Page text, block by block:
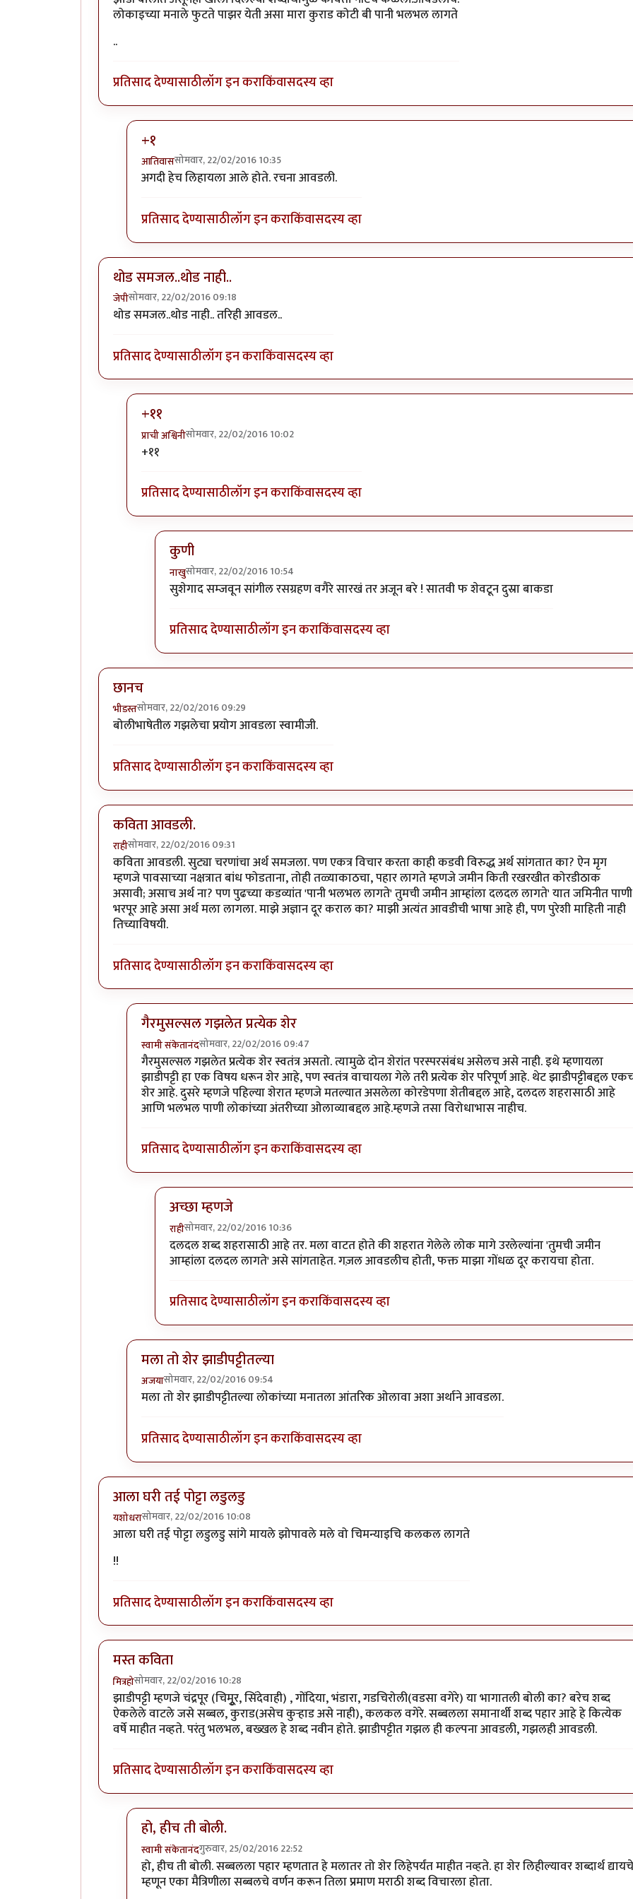
लोकाइच्या मनाले फुटते पाझर येती असा मारा कुराड कोटी बी पानी भलभल लागते
..
प्रतिसाद देण्यासाठीलॉग इन कराकिंवासदस्य व्हा
+१
आतिवाससोमवार, 22/02/2016 10:35
In reply toझाडी बोलीत असूनही खालीbyअजया
अगदी हेच लिहायला आले होते. रचना आवडली.
प्रतिसाद देण्यासाठीलॉग इन कराकिंवासदस्य व्हा
थोड समजल..थोड नाही..
जेपीसोमवार, 22/02/2016 09:18
थोड समजल..थोड नाही.. तरिही आवडल..
प्रतिसाद देण्यासाठीलॉग इन कराकिंवासदस्य व्हा
+११
प्राची अश्विनीसोमवार, 22/02/2016 10:02
In reply to
+११
प्रतिसाद देण्यासाठीलॉग इन कराकिंवासदस्य व्हा
कुणी
नाखुसोमवार, 22/02/2016 10:54
In reply to+११byप्राची अश्विनी
सुशेगाद सम्जवून सांगील रसग्रहण वगैरे सारखं तर अजून बरे ! सातवी फ शेवटून दुस्रा बाकडा
प्रतिसाद देण्यासाठीलॉग इन कराकिंवासदस्य व्हा
छानच
भीडस्तसोमवार, 22/02/2016 09:29
बोलीभाषेतील गझलेचा प्रयोग आवडला स्वामीजी.
प्रतिसाद देण्यासाठीलॉग इन कराकिंवासदस्य व्हा
कविता आवडली.
राहीसोमवार, 22/02/2016 09:31
कविता आवडली. सुट्या चरणांचा अर्थ समजला. पण एकत्र विचार करता काही कडवी विरुद्ध अर्थ सांगतात का? ऐन मृग
म्हणजे पावसाच्या नक्षत्रात बांध फोडताना, तोही तळ्याकाठचा, पहार लागते म्हणजे जमीन किती रखरखीत कोरडीठाक
असावी; असाच अर्थ ना? पण पुढच्या कडव्यांत 'पानी भलभल लागते' तुमची जमीन आम्हांला दलदल लागते' यात जमिनीत पाणी
भरपूर आहे असा अर्थ मला लागला. माझे अज्ञान दूर कराल का? माझी अत्यंत आवडीची भाषा आहे ही, पण पुरेशी माहिती नाही
तिच्याविषयी.
प्रतिसाद देण्यासाठीलॉग इन कराकिंवासदस्य व्हा
गैरमुसल्सल गझलेत प्रत्येक शेर
स्वामी संकेतानंदसोमवार, 22/02/2016 09:47
In reply toकविता आवडली.byराही
गैरमुसल्सल गझलेत प्रत्येक शेर स्वतंत्र असतो. त्यामुळे दोन शेरांत परस्परसंबंध असेलच असे नाही. इथे म्हणायला
झाडीपट्टी हा एक विषय धरून शेर आहे, पण स्वतंत्र वाचायला गेले तरी प्रत्येक शेर परिपूर्ण आहे. थेट झाडीपट्टीबद्दल
शेर आहे. दुसरे म्हणजे पहिल्या शेरात म्हणजे मतल्यात असलेला कोरडेपणा शेतीबद्दल आहे, दलदल शहरासाठी आहे
आणि भलभल पाणी लोकांच्या अंतरीच्या ओलाव्याबद्दल आहे.म्हणजे तसा विरोधाभास नाहीच.
प्रतिसाद देण्यासाठीलॉग इन कराकिंवासदस्य व्हा
अच्छा म्हणजे
राहीसोमवार, 22/02/2016 10:36
In reply toगैरमुसल्सल गझलेत प्रत्येक शेरbyस्वामी संकेतानंद
दलदल शब्द शहरासाठी आहे तर. मला वाटत होते की शहरात गेलेले लोक मागे उरलेल्यांना 'तुमची जमीन
आम्हांला दलदल लागते' असे सांगताहेत. गज़ल आवडलीच होती, फक्त माझा गोंधळ दूर करायचा होता.
प्रतिसाद देण्यासाठीलॉग इन कराकिंवासदस्य व्हा
मला तो शेर झाडीपट्टीतल्या
अजयासोमवार, 22/02/2016 09:54
In reply toकविता आवडली.byराही
मला तो शेर झाडीपट्टीतल्या लोकांच्या मनातला आंतरिक ओलावा अशा अर्थाने आवडला.
प्रतिसाद देण्यासाठीलॉग इन कराकिंवासदस्य व्हा
आला घरी तई पोट्टा लडुलडु
यशोधरासोमवार, 22/02/2016 10:08
आला घरी तई पोट्टा लडुलडु सांगे मायले झोपावले मले वो चिमन्याइचि कलकल लागते
!!
प्रतिसाद देण्यासाठीलॉग इन कराकिंवासदस्य व्हा
मस्त कविता
मित्रहोसोमवार, 22/02/2016 10:28
झाडीपट्टी म्हणजे चंद्रपूर (चिमुूर, सिंदेवाही) , गोंदिया, भंडारा, गडचिरोली(वडसा वगेरे) या भागातली बोली का? बरेच शब्द
ऐकलेले वाटले जसे सब्बल, कुराड(असेच कुऱ्हाड असे नाही), कलकल वगेरे. सब्बलला समानार्थी शब्द पहार आहे हे कित्येक
वर्षे माहीत नव्हते. परंतु भलभल, बख्खल हे शब्द नवीन होते. झाडीपट्टीत गझल ही कल्पना आवडली, गझलही आवडली.
प्रतिसाद देण्यासाठीलॉग इन कराकिंवासदस्य व्हा
हो, हीच ती बोली.
स्वामी संकेतानंदगुरुवार, 25/02/2016 22:52
In reply toमस्त कविताbyमित्रहो
हो, हीच ती बोली. सब्बलला पहार म्हणतात हे मलातर तो शेर लिहेपर्यंत माहीत नव्हते. हा शेर लिहील्यावर शब्दार्थ द्यायचे
म्हणून एका मैत्रिणीला सब्बलचे वर्णन करून तिला प्रमाण मराठी शब्द विचारला होता.